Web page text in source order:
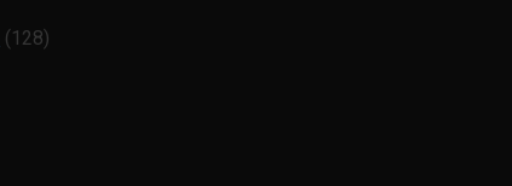
(128)